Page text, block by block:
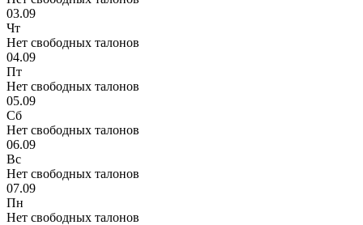
03.09
Чт
Нет свободных талонов
04.09
Пт
Нет свободных талонов
05.09
Сб
Нет свободных талонов
06.09
Вс
Нет свободных талонов
07.09
Пн
Нет свободных талонов